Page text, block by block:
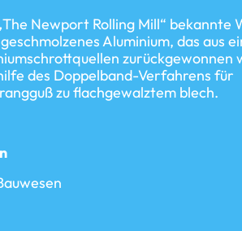
Newport Rolling Mill“ bekannte
Aluminium, das aus
zurückgewonnen
des Doppelband-Verfahrens für
zu flachgewalztem blech.